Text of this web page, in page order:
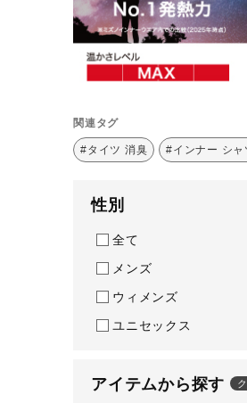
野球
スイム
テニス／ソフトテニス
陸上競技
ソフトボール
柔道
関連タグ
#タイツ 消臭 #インナー シャ
性別
全て
メンズ
ウィメンズ
ユニセックス
アイテムから探す